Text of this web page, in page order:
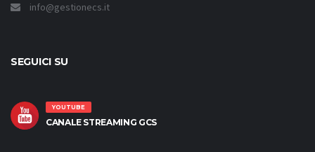
info@gestionecs.it
SEGUICI SU
YOUTUBE
CANALE STREAMING GCS